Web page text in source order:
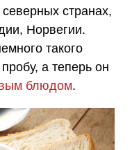
странах,
Норвегии.
такого
а теперь он
блюдом.